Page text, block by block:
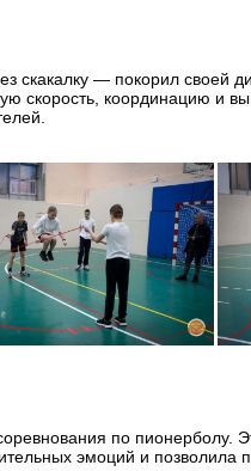
скакалку — покорил своей
скорость, координацию и
по пионерболу.
эмоций и позволила